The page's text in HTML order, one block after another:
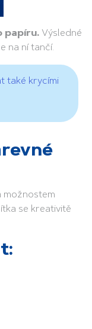
papíru. Výsledné
na ní tančí.
také krycími
možnostem
se kreativitě